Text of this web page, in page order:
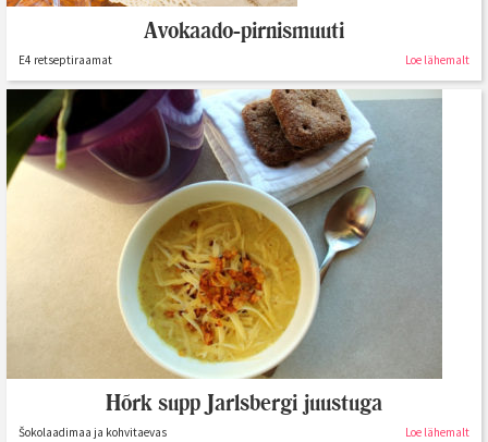
Avokaado-pirnismuuti
E4 retseptiraamat Loe lähemalt
Hõrk supp Jarlsbergi juustuga
Šokolaadimaa ja kohvitaevas Loe lähemalt